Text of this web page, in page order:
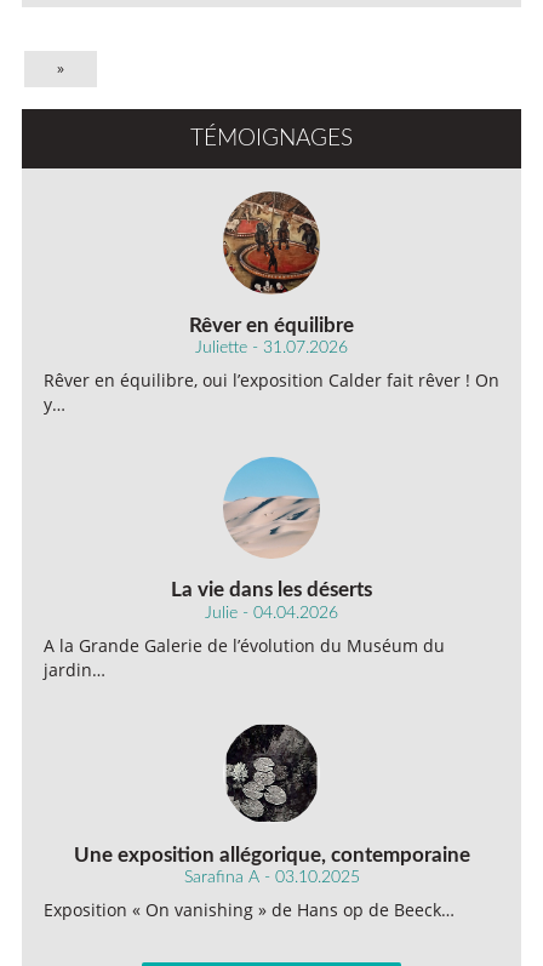
»
TÉMOIGNAGES
Rêver en équilibre
Juliette - 31.07.2026
Rêver en équilibre, oui l’exposition Calder fait rêver ! On
y…
La vie dans les déserts
Julie - 04.04.2026
A la Grande Galerie de l’évolution du Muséum du
jardin…
Une exposition allégorique, contemporaine
Sarafina A - 03.10.2025
Exposition « On vanishing » de Hans op de Beeck…